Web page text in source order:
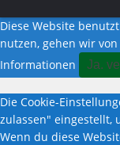
Diese Website
nutzen, gehen wir
Informationen
Ja.
Die Cookie-
zulassen" eingestellt,
Wenn du diese